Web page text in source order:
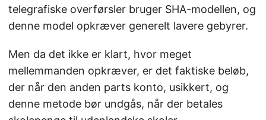
telegrafiske overførsler bruger SHA-modellen, og
denne model opkræver generelt lavere gebyrer.
Men da det ikke er klart, hvor meget
mellemmanden opkræver, er det faktiske beløb,
der når den anden parts konto, usikkert, og
denne metode bør undgås, når der betales